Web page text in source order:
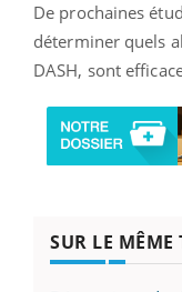
De prochaines
déterminer quels
DASH, sont
SUR LE MÊME